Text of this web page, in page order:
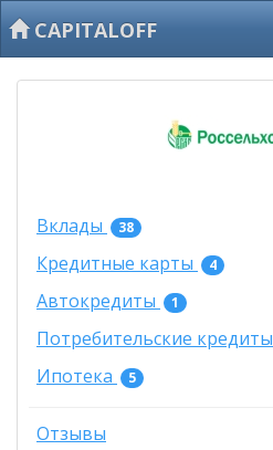
CAPITALOFF
Вклады 38
Кредитные карты 4
Автокредиты 1
Потребительские кредиты
Ипотека 5
Отзывы